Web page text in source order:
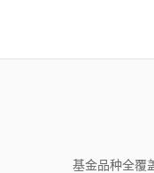
基金品种全覆